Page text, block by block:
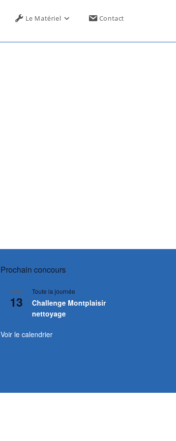
Le Matériel Contact
Prochain concours
JUIN
13
Toute la journée
Challenge Montplaisir
nettoyage
Voir le calendrier